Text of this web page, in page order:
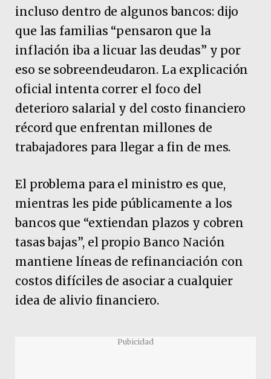
incluso dentro de algunos bancos: dijo
que las familias “pensaron que la
inflación iba a licuar las deudas” y por
eso se sobreendeudaron. La explicación
oficial intenta correr el foco del
deterioro salarial y del costo financiero
récord que enfrentan millones de
trabajadores para llegar a fin de mes.
El problema para el ministro es que,
mientras les pide públicamente a los
bancos que “extiendan plazos y cobren
tasas bajas”, el propio Banco Nación
mantiene líneas de refinanciación con
costos difíciles de asociar a cualquier
idea de alivio financiero.
Pubicidad